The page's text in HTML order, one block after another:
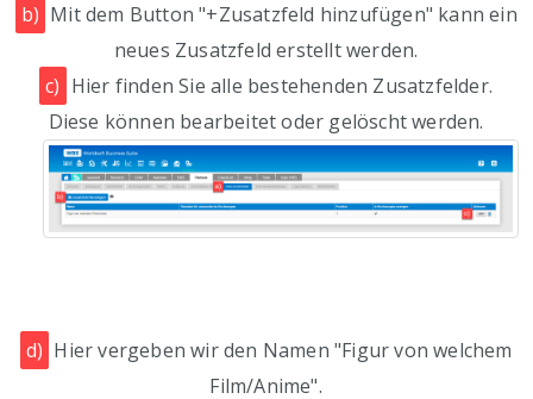
b) Mit dem Button "+Zusatzfeld hinzufügen" kann ein
neues Zusatzfeld erstellt werden.
c) Hier finden Sie alle bestehenden Zusatzfelder.
Diese können bearbeitet oder gelöscht werden.
d) Hier vergeben wir den Namen "Figur von welchem
Film/Anime".